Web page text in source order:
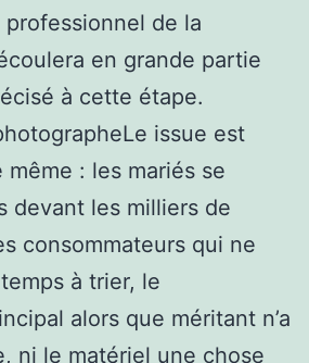
de la
en grande partie
à cette étape.
issue est
: les mariés se
devant les milliers de
consommateurs qui ne
à trier, le
alors que méritant n’a
ni le matériel une chose